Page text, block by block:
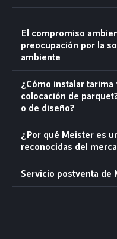
El compromiso
preocupación por la
ambiente
¿Cómo instalar
colocación de
o de diseño?
¿Por qué Meister es
reconocidas del
Servicio postventa de